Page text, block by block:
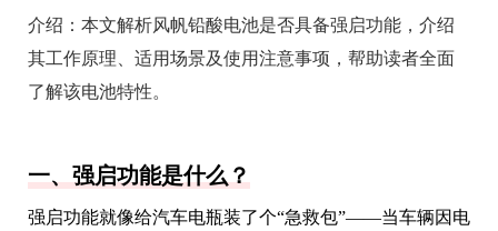
介绍： 本文解析风帆铅酸电池是否具备强启功能，介绍
其工作原理、适用场景及使用注意事项，帮助读者全面
了解该电池特性。
一、强启功能是什么？
强启功能就像给汽车电瓶装了个“急救包”——当车辆因电